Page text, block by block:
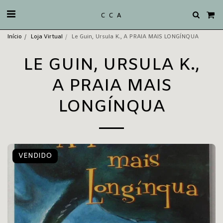
C C A
Início Loja Virtual Le Guin, Ursula K., A PRAIA MAIS LONGÍNQUA
LE GUIN, URSULA K.,
A PRAIA MAIS
LONGÍNQUA
VENDIDO